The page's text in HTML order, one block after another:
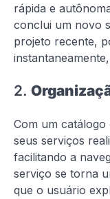
rápida e
conclui um novo
projeto recente,
2.
Com um
seus serviços
facilitando a
serviço se torna
que o usuário